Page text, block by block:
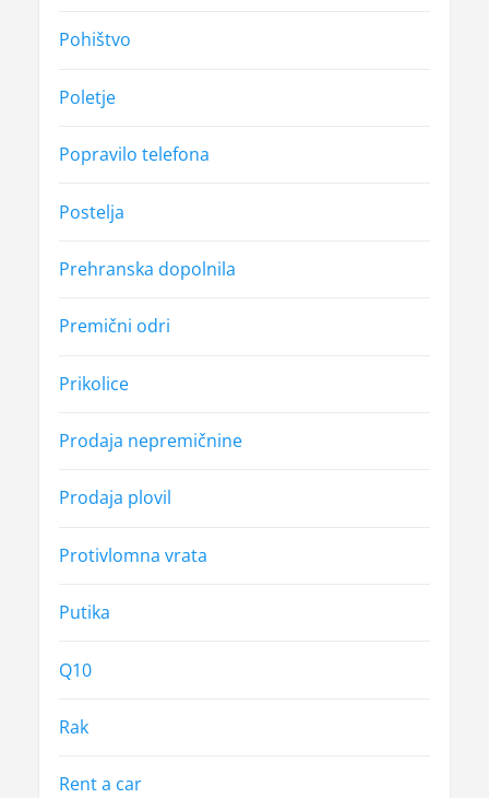
Pohištvo
Poletje
Popravilo telefona
Postelja
Prehranska dopolnila
Premični odri
Prikolice
Prodaja nepremičnine
Prodaja plovil
Protivlomna vrata
Putika
Q10
Rak
Rent a car